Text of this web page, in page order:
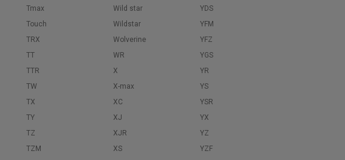
Tmax
Touch
TRX
TT
TTR
TW
TX
TY
TZ
TZM
Wild star
Wildstar
Wolverine
WR
X
X-max
XC
XJ
XJR
XS
YDS
YFM
YFZ
YGS
YR
YS
YSR
YX
YZ
YZF